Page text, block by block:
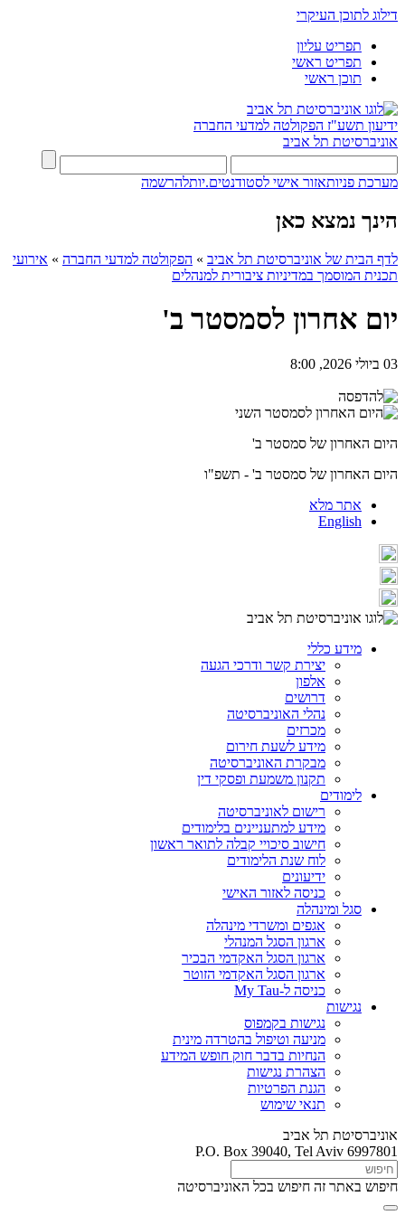
דילוג לתוכן העיקרי
תפריט עליון
תפריט ראשי
תוכן ראשי
ידיעון תשע"ז הפקולטה למדעי החברה
אוניברסיטת תל אביב
מערכת פניותאזור אישי לסטודנטים.יותלהרשמה
הינך נמצא כאן
לדף הבית של אוניברסיטת תל אביב » הפקולטה למדעי החברה » אירועי
תכנית המוסמך במדיניות ציבורית למנהלים
יום אחרון לסמסטר ב'
03 ביולי 2026, 8:00
היום האחרון של סמסטר ב'
היום האחרון של סמסטר ב' - תשפ"ו
אתר מלא
English
מידע כללי
יצירת קשר ודרכי הגעה
אלפון
דרושים
נהלי האוניברסיטה
מכרזים
מידע לשעת חירום
מבקרת האוניברסיטה
תקנון משמעת ופסקי דין
לימודים
רישום לאוניברסיטה
מידע למתעניינים בלימודים
חישוב סיכויי קבלה לתואר ראשון
לוח שנת הלימודים
ידיעונים
כניסה לאזור האישי
סגל ומינהלה
אגפים ומשרדי מינהלה
ארגון הסגל המנהלי
ארגון הסגל האקדמי הבכיר
ארגון הסגל האקדמי הזוטר
כניסה ל-My Tau
נגישות
נגישות בקמפוס
מניעה וטיפול בהטרדה מינית
הנחיות בדבר חוק חופש המידע
הצהרת נגישות
הגנת הפרטיות
תנאי שימוש
אוניברסיטת תל אביב
P.O. Box 39040, Tel Aviv 6997801
חיפוש באתר זה חיפוש בכל האוניברסיטה